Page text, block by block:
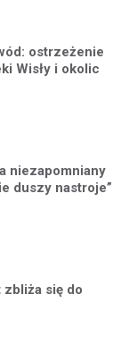
ostrzeżenie
Wisły i okolic
niezapomniany
duszy nastroje”
zbliża się do